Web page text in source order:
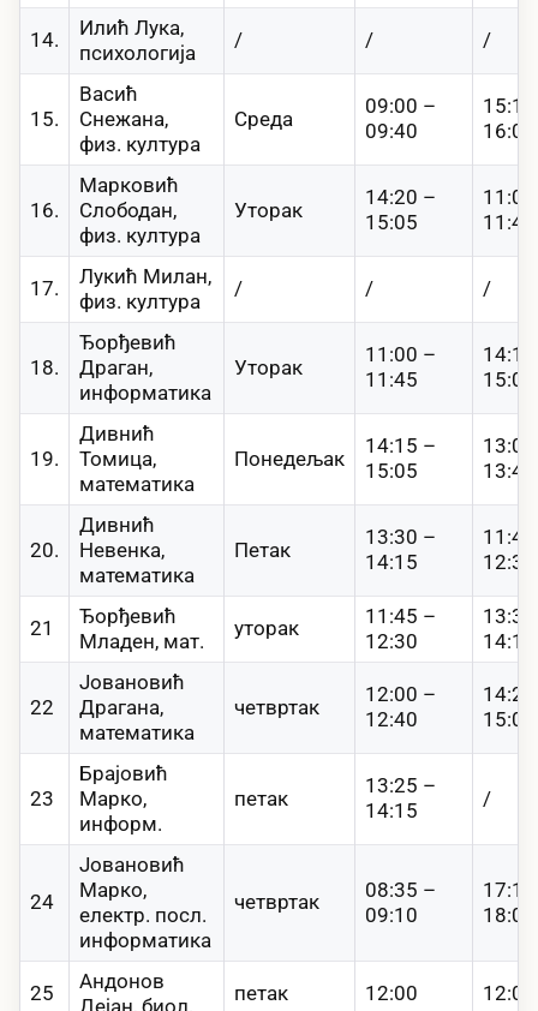
14.
Илић Лука,
психологија
/ / /
15.
Васић
Снежана,
физ. култура
Среда
09:00 –
09:40
16:00
16.
Марковић
Слободан,
физ. култура
Уторак
14:20 –
15:05
11:45
17.
Лукић Милан,
физ. култура
/ / /
18.
Ђорђевић
Драган,
информатика
Уторак
11:00 –
11:45
15:00
19.
Дивнић
Томица,
математика
Понедељак
14:15 –
15:05
13:45
20.
Дивнић
Невенка,
математика
Петак
13:30 –
14:15
12:30
21
Ђорђевић
Младен, мат.
уторак
11:45 –
12:30
14:15
22
Јовановић
Драгана,
математика
четвртак
12:00 –
12:40
15:00
23
Брајовић
Марко,
информ.
петак
13:25 –
14:15
/
24
Јовановић
Марко,
електр. посл.
информатика
четвртак
08:35 –
09:10
18:00
25
Андонов
петак 12:00 12:00